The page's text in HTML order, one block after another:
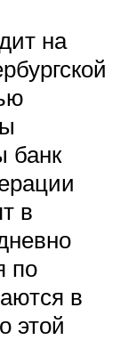
на
банк
в
по
в
этой